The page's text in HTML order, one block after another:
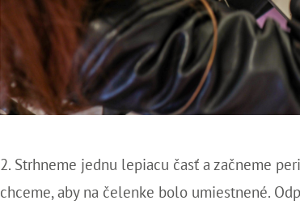
2. Strhneme jednu lepiacu časť a začneme
chceme, aby na čelenke bolo umiestnené.